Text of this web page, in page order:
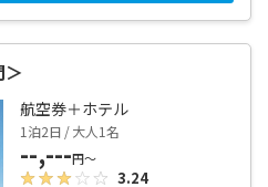
航空券＋ホテル
1泊2日 / 大人1名
--,---円～
3.24